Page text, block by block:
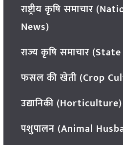
राष्ट्रीय कृषि समाचार
News)
राज्य कृषि समाचार
फसल की खेती (Crop
उद्यानिकी (Horticulture)
पशुपालन (Animal